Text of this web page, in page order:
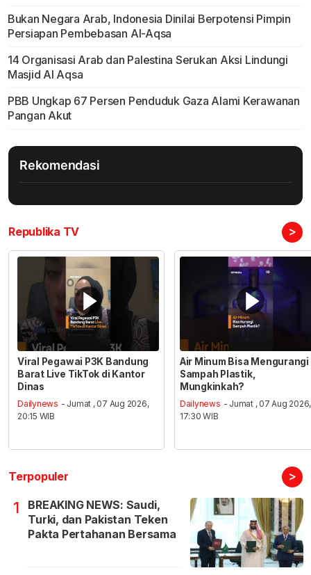
Bukan Negara Arab, Indonesia Dinilai Berpotensi Pimpin
Persiapan Pembebasan Al-Aqsa
14 Organisasi Arab dan Palestina Serukan Aksi Lindungi
Masjid Al Aqsa
PBB Ungkap 67 Persen Penduduk Gaza Alami Kerawanan
Pangan Akut
Rekomendasi
Republika TV >
Viral Pegawai P3K Bandung
Barat Live TikTok di Kantor
Dinas
Dailynews - Jumat , 07 Aug 2026,
20:15 WIB
Air Minum Bisa Mengurangi
Sampah Plastik,
Mungkinkah?
Dailynews - Jumat , 07 Aug 2026,
17:30 WIB
Terpopuler >
1
BREAKING NEWS: Saudi,
Turki, dan Pakistan Teken
Pakta Pertahanan Bersama